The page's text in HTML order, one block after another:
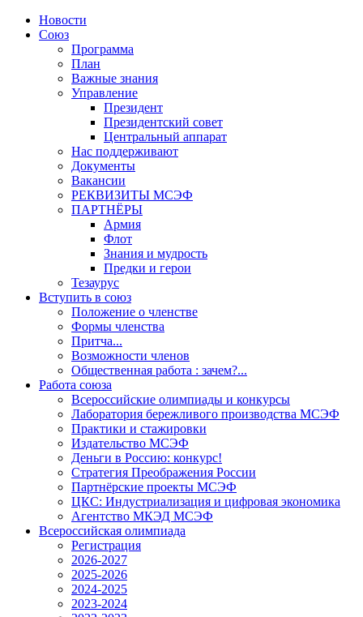
Новости
Союз
Программа
План
Важные знания
Управление
Президент
Президентский совет
Центральный аппарат
Нас поддерживают
Документы
Вакансии
РЕКВИЗИТЫ МСЭФ
ПАРТНЁРЫ
Армия
Флот
Знания и мудрость
Предки и герои
Тезаурус
Вступить в союз
Положение о членстве
Формы членства
Притча...
Возможности членов
Общественная работа : зачем?...
Работа союза
Всероссийские олимпиады и конкурсы
Лаборатория бережливого производства МСЭФ
Практики и стажировки
Издательство МСЭФ
Деньги в Россию: конкурс!
Стратегия Преображения России
Партнёрские проекты МСЭФ
ЦКС: Индустриализация и цифровая экономика
Агентство МКЭД МСЭФ
Всероссийская олимпиада
Регистрация
2026-2027
2025-2026
2024-2025
2023-2024